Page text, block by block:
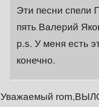
Эти песни спели
пять Валерий
p.s. У меня есть
конечно.
Уважаемый